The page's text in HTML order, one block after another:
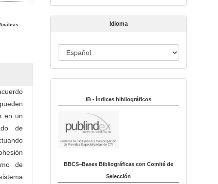
en un
de
de
t
í
o
Idioma
d
m
IB - Índices bibliográficos
BBCS–Bases Bibliográficas con Comité de
Selección